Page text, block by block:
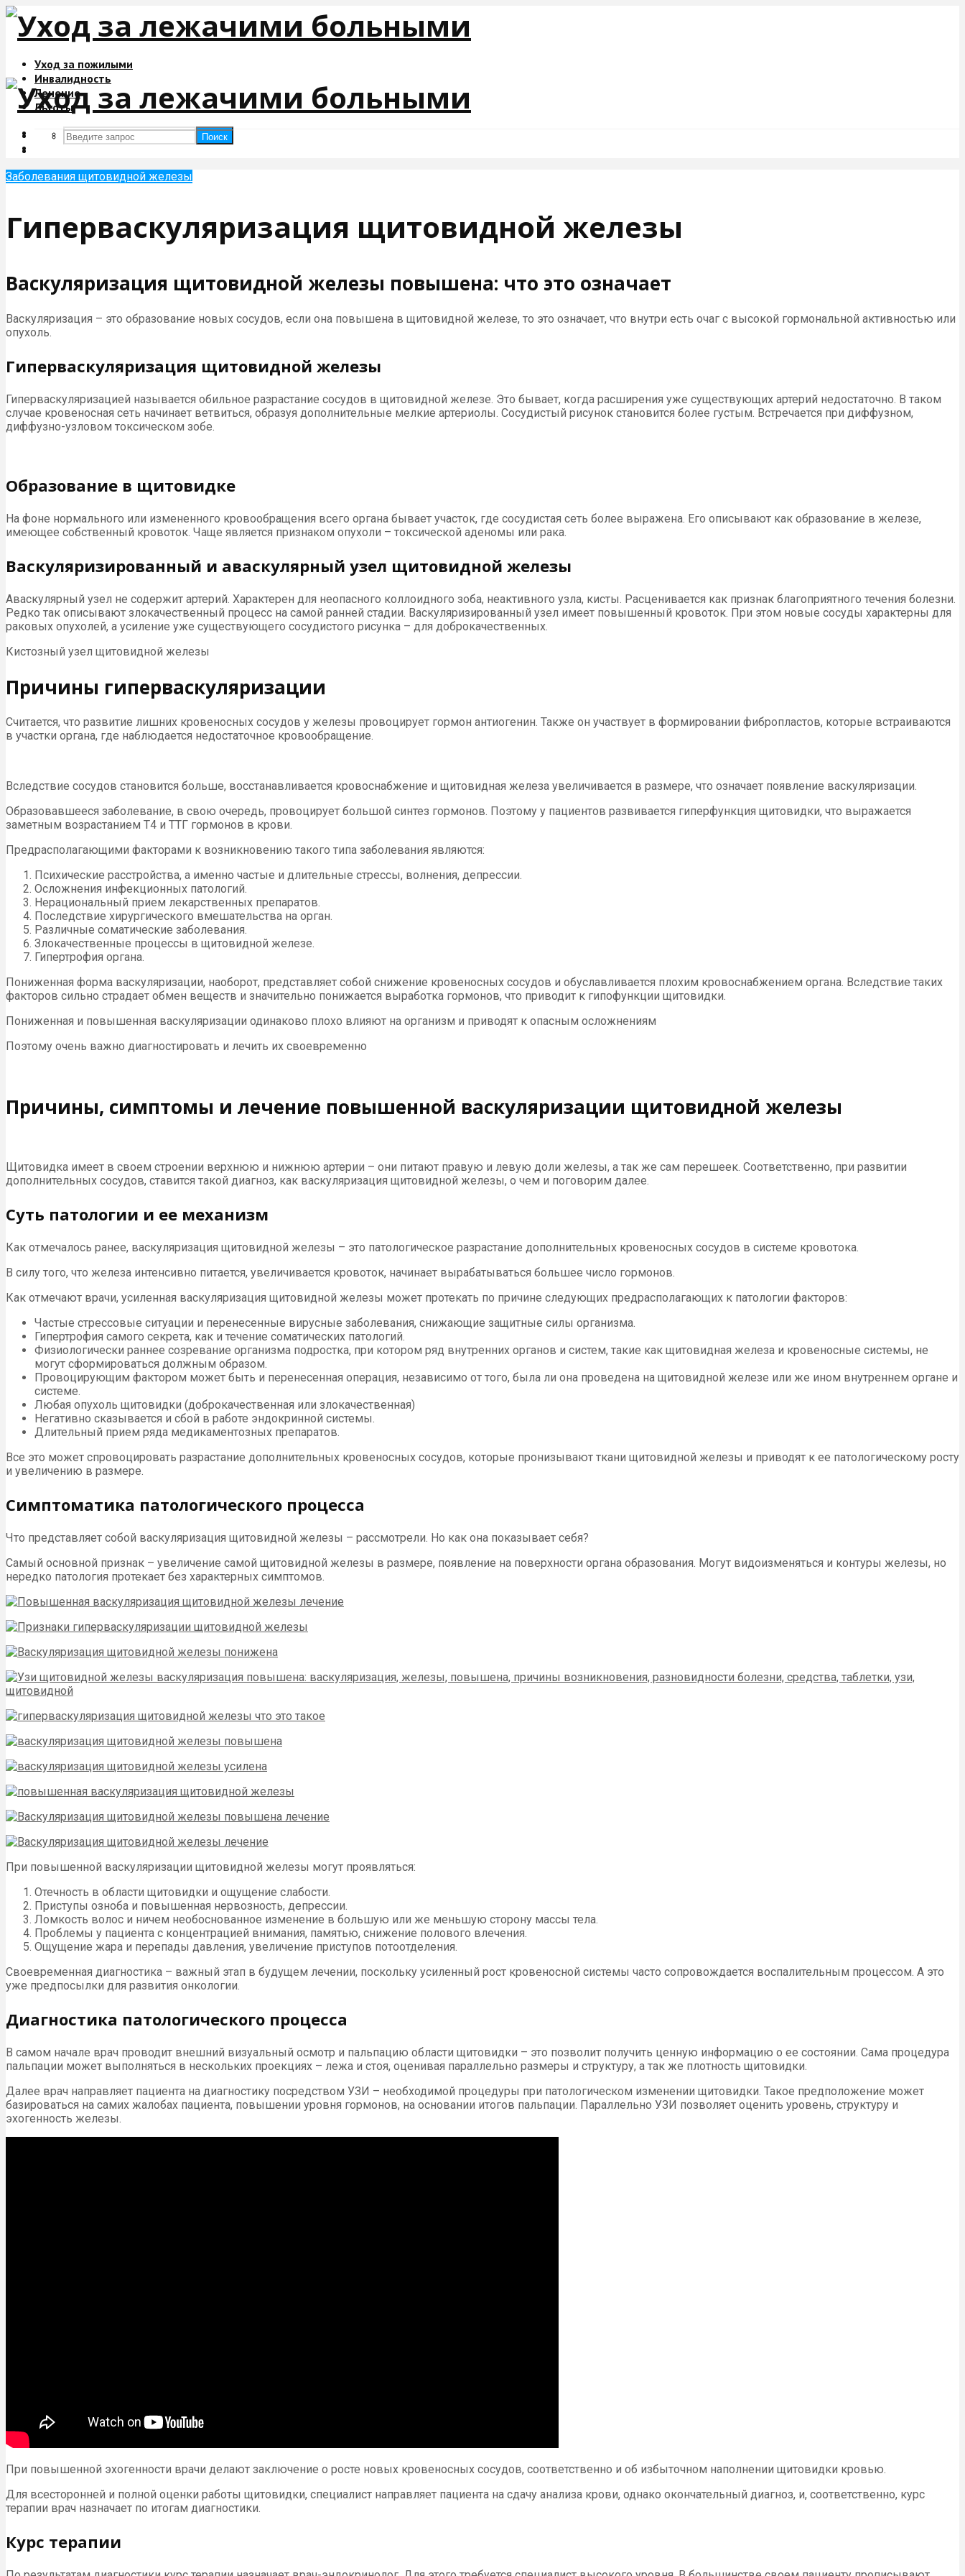
Уход за пожилыми
Инвалидность
Лечение
Льготы
Поиск
Поиск
Заболевания щитовидной железы
Гиперваскуляризация щитовидной железы
Васкуляризация щитовидной железы повышена: что это означает
Васкуляризация – это образование новых сосудов, если она повышена в щитовидной железе, то это означает, что внутри есть очаг с высокой гормональной активностью или
опухоль.
Гиперваскуляризация щитовидной железы
Гиперваскуляризацией называется обильное разрастание сосудов в щитовидной железе. Это бывает, когда расширения уже существующих артерий недостаточно. В таком
случае кровеносная сеть начинает ветвиться, образуя дополнительные мелкие артериолы. Сосудистый рисунок становится более густым. Встречается при диффузном,
диффузно-узловом токсическом зобе.
Образование в щитовидке
На фоне нормального или измененного кровообращения всего органа бывает участок, где сосудистая сеть более выражена. Его описывают как образование в железе,
имеющее собственный кровоток. Чаще является признаком опухоли – токсической аденомы или рака.
Васкуляризированный и аваскулярный узел щитовидной железы
Аваскулярный узел не содержит артерий. Характерен для неопасного коллоидного зоба, неактивного узла, кисты. Расценивается как признак благоприятного течения болезни.
Редко так описывают злокачественный процесс на самой ранней стадии. Васкуляризированный узел имеет повышенный кровоток. При этом новые сосуды характерны для
раковых опухолей, а усиление уже существующего сосудистого рисунка – для доброкачественных.
Кистозный узел щитовидной железы
Причины гиперваскуляризации
Считается, что развитие лишних кровеносных сосудов у железы провоцирует гормон антиогенин. Также он участвует в формировании фибропластов, которые встраиваются
в участки органа, где наблюдается недостаточное кровообращение.
Вследствие сосудов становится больше, восстанавливается кровоснабжение и щитовидная железа увеличивается в размере, что означает появление васкуляризации.
Образовавшееся заболевание, в свою очередь, провоцирует большой синтез гормонов. Поэтому у пациентов развивается гиперфункция щитовидки, что выражается
заметным возрастанием Т4 и ТТГ гормонов в крови.
Предрасполагающими факторами к возникновению такого типа заболевания являются:
Психические расстройства, а именно частые и длительные стрессы, волнения, депрессии.
Осложнения инфекционных патологий.
Нерациональный прием лекарственных препаратов.
Последствие хирургического вмешательства на орган.
Различные соматические заболевания.
Злокачественные процессы в щитовидной железе.
Гипертрофия органа.
Пониженная форма васкуляризации, наоборот, представляет собой снижение кровеносных сосудов и обуславливается плохим кровоснабжением органа. Вследствие таких
факторов сильно страдает обмен веществ и значительно понижается выработка гормонов, что приводит к гипофункции щитовидки.
Пониженная и повышенная васкуляризации одинаково плохо влияют на организм и приводят к опасным осложнениям
Поэтому очень важно диагностировать и лечить их своевременно
Причины, симптомы и лечение повышенной васкуляризации щитовидной железы
Щитовидка имеет в своем строении верхнюю и нижнюю артерии – они питают правую и левую доли железы, а так же сам перешеек. Соответственно, при развитии
дополнительных сосудов, ставится такой диагноз, как васкуляризация щитовидной железы, о чем и поговорим далее.
Суть патологии и ее механизм
Как отмечалось ранее, васкуляризация щитовидной железы – это патологическое разрастание дополнительных кровеносных сосудов в системе кровотока.
В силу того, что железа интенсивно питается, увеличивается кровоток, начинает вырабатываться большее число гормонов.
Как отмечают врачи, усиленная васкуляризация щитовидной железы может протекать по причине следующих предрасполагающих к патологии факторов:
Частые стрессовые ситуации и перенесенные вирусные заболевания, снижающие защитные силы организма.
Гипертрофия самого секрета, как и течение соматических патологий.
Физиологически раннее созревание организма подростка, при котором ряд внутренних органов и систем, такие как щитовидная железа и кровеносные системы, не
могут сформироваться должным образом.
Провоцирующим фактором может быть и перенесенная операция, независимо от того, была ли она проведена на щитовидной железе или же ином внутреннем органе и
системе.
Любая опухоль щитовидки (доброкачественная или злокачественная)
Негативно сказывается и сбой в работе эндокринной системы.
Длительный прием ряда медикаментозных препаратов.
Все это может спровоцировать разрастание дополнительных кровеносных сосудов, которые пронизывают ткани щитовидной железы и приводят к ее патологическому росту
и увеличению в размере.
Симптоматика патологического процесса
Что представляет собой васкуляризация щитовидной железы – рассмотрели. Но как она показывает себя?
Самый основной признак – увеличение самой щитовидной железы в размере, появление на поверхности органа образования. Могут видоизменяться и контуры железы, но
нередко патология протекает без характерных симптомов.
При повышенной васкуляризации щитовидной железы могут проявляться:
Отечность в области щитовидки и ощущение слабости.
Приступы озноба и повышенная нервозность, депрессии.
Ломкость волос и ничем необоснованное изменение в большую или же меньшую сторону массы тела.
Проблемы у пациента с концентрацией внимания, памятью, снижение полового влечения.
Ощущение жара и перепады давления, увеличение приступов потоотделения.
Своевременная диагностика – важный этап в будущем лечении, поскольку усиленный рост кровеносной системы часто сопровождается воспалительным процессом. А это
уже предпосылки для развития онкологии.
Диагностика патологического процесса
В самом начале врач проводит внешний визуальный осмотр и пальпацию области щитовидки – это позволит получить ценную информацию о ее состоянии. Сама процедура
пальпации может выполняться в нескольких проекциях – лежа и стоя, оценивая параллельно размеры и структуру, а так же плотность щитовидки.
Далее врач направляет пациента на диагностику посредством УЗИ – необходимой процедуры при патологическом изменении щитовидки. Такое предположение может
базироваться на самих жалобах пациента, повышении уровня гормонов, на основании итогов пальпации. Параллельно УЗИ позволяет оценить уровень, структуру и
эхогенность железы.
При повышенной эхогенности врачи делают заключение о росте новых кровеносных сосудов, соответственно и об избыточном наполнении щитовидки кровью.
Для всесторонней и полной оценки работы щитовидки, специалист направляет пациента на сдачу анализа крови, однако окончательный диагноз, и, соответственно, курс
терапии врач назначает по итогам диагностики.
Курс терапии